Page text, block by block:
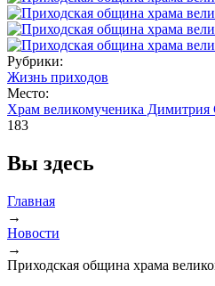
Рубрики:
Жизнь приходов
Место:
Храм великомученика Димитрия
183
Вы здесь
Главная
→
Новости
→
Приходская община храма